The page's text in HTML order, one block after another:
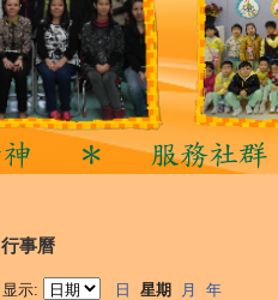
行事曆
显示: 日 星期 月
年